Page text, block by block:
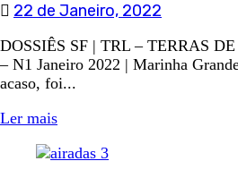
22 de Janeiro, 2022
DOSSIÊS SF | TRL – TERRAS
– N1 Janeiro 2022 | Marinha
acaso, foi...
Ler mais